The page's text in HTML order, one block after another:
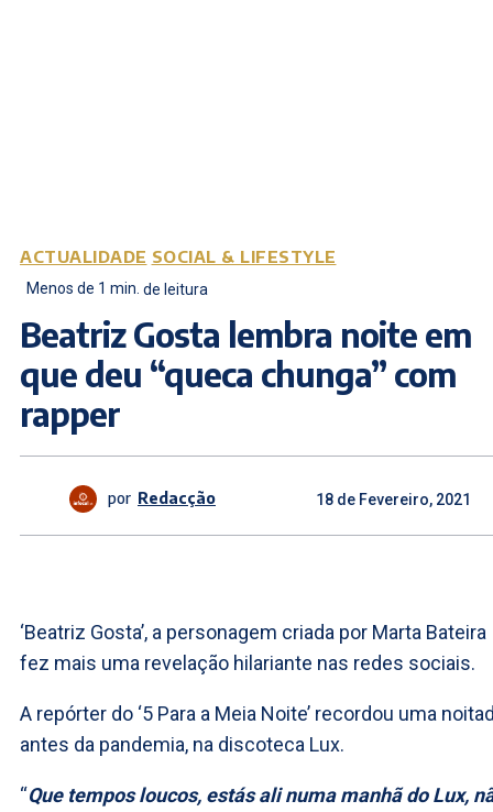
ACTUALIDADE SOCIAL & LIFESTYLE
Menos de 1 min. de leitura
Beatriz Gosta lembra noite em
que deu “queca chunga” com
rapper
por Redacção 18 de Fevereiro, 2021
‘Beatriz Gosta’, a personagem criada por Marta Bateira
fez mais uma revelação hilariante nas redes sociais.
A repórter do ‘5 Para a Meia Noite’ recordou uma
antes da pandemia, na discoteca Lux.
“Que tempos loucos, estás ali numa manhã do Lux,